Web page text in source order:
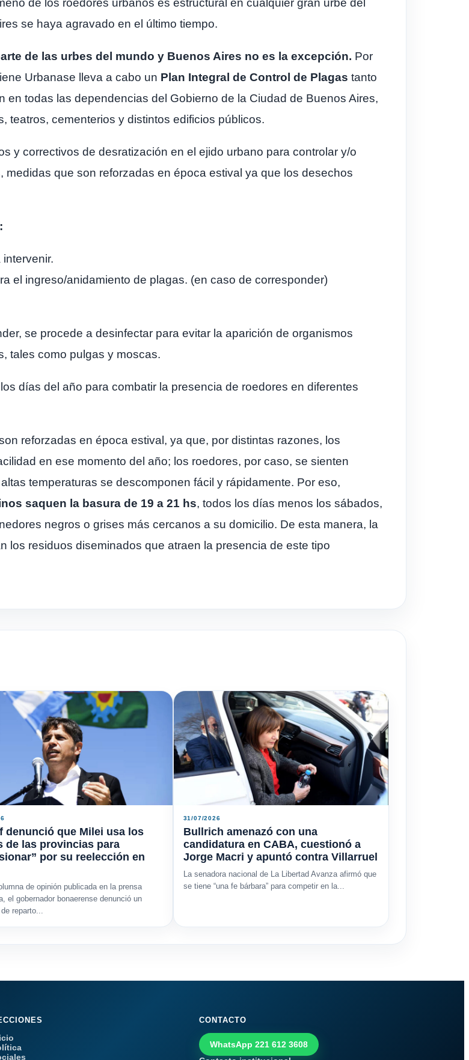
se haya agravado en el último tiempo.
de las urbes del mundo y Buenos Aires no es la excepción. Por
Urbanase lleva a cabo un Plan Integral de Control de Plagas tanto
todas las dependencias del Gobierno de la Ciudad de Buenos Aires,
teatros, cementerios y distintos edificios públicos.
y correctivos de desratización en el ejido urbano para controlar y/o
que son reforzadas en época estival ya que los desechos
el ingreso/anidamiento de plagas. (en caso de corresponder)
se procede a desinfectar para evitar la aparición de organismos
tales como pulgas y moscas.
días del año para combatir la presencia de roedores en diferentes
reforzadas en época estival, ya que, por distintas razones, los
en ese momento del año; los roedores, por caso, se sienten
temperaturas se descomponen fácil y rápidamente. Por eso,
saquen la basura de 19 a 21 hs, todos los días menos los sábados,
negros o grises más cercanos a su domicilio. De esta manera, la
los residuos diseminados que atraen la presencia de este tipo
denunció que Milei usa los
de las provincias para
por su reelección en
de opinión publicada en la prensa
el gobernador bonaerense denunció un
reparto...
31/07/2026
Bullrich amenazó con una
candidatura en CABA, cuestionó a
Jorge Macri y apuntó contra Villarruel
La senadora nacional de La Libertad Avanza afirmó que
se tiene “una fe bárbara” para competir en la...
CONTACTO
WhatsApp 221 612 3608